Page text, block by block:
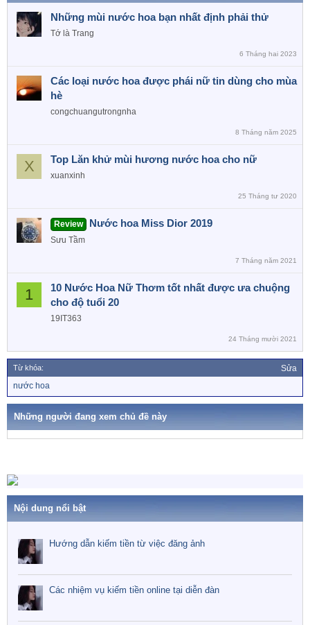
t
i
o
:
Những mùi nước hoa bạn nhất định phải thử
Tớ là Trang
6 Tháng hai 2023
Các loại nước hoa được phái nữ tin dùng cho mùa
hè
congchuangutrongnha
8 Tháng năm 2025
X Top Lăn khử mùi hương nước hoa cho nữ
xuanxinh
25 Tháng tư 2020
Review Nước hoa Miss Dior 2019
Sưu Tầm
7 Tháng năm 2021
1
10 Nước Hoa Nữ Thơm tốt nhất được ưa chuộng
cho độ tuổi 20
19IT363
24 Tháng mười 2021
Từ khóa: Sửa
ừ
k
nước hoa
Những người đang xem chủ đề này
Nội dung nổi bật
Hướng dẫn kiếm tiền từ việc đăng ảnh
Các nhiệm vụ kiếm tiền online tại diễn đàn